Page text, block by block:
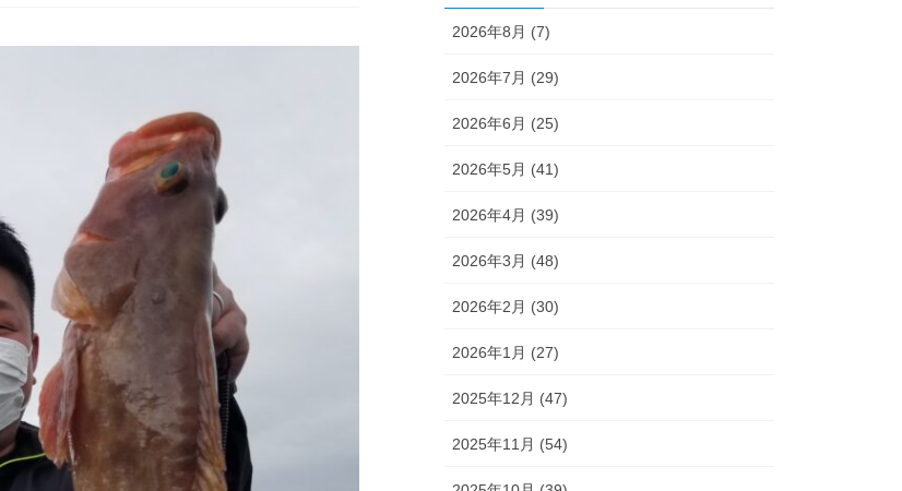
2026年8月 (7)
2026年7月 (29)
2026年6月 (25)
2026年5月 (41)
2026年4月 (39)
2026年3月 (48)
2026年2月 (30)
2026年1月 (27)
2025年12月 (47)
2025年11月 (54)